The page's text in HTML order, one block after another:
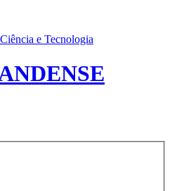
e Tecnologia